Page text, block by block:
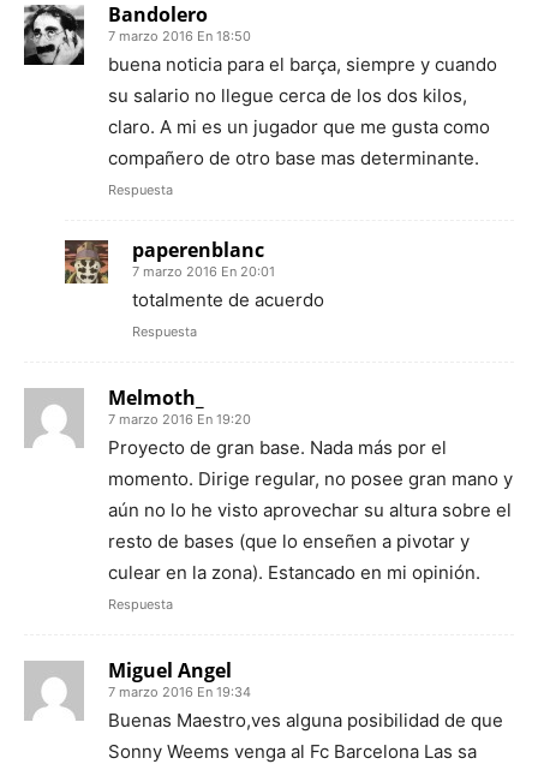
Bandolero
7 marzo 2016 En 18:50
buena noticia para el barça, siempre y cuando
su salario no llegue cerca de los dos kilos,
claro. A mi es un jugador que me gusta como
compañero de otro base mas determinante.
Respuesta
paperenblanc
7 marzo 2016 En 20:01
totalmente de acuerdo
Respuesta
Melmoth_
7 marzo 2016 En 19:20
Proyecto de gran base. Nada más por el
momento. Dirige regular, no posee gran mano y
aún no lo he visto aprovechar su altura sobre el
resto de bases (que lo enseñen a pivotar y
culear en la zona). Estancado en mi opinión.
Respuesta
Miguel Angel
7 marzo 2016 En 19:34
Buenas Maestro,ves alguna posibilidad de que
Sonny Weems venga al Fc Barcelona Las sa